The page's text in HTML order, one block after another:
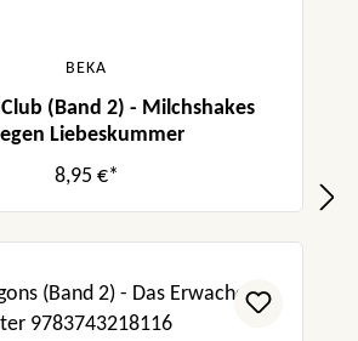
BEKA
Club (Band 2) - Milchshakes
Liebeskummer
8,95 €*